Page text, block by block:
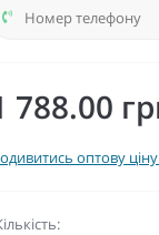
788.00
оптову